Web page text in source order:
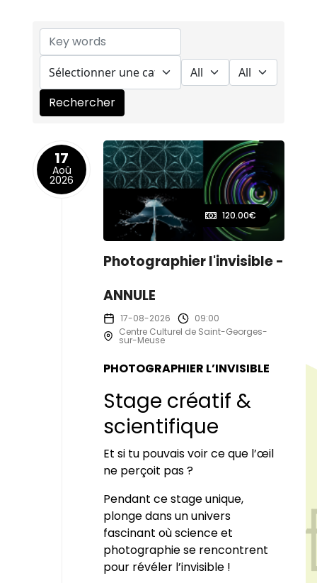
17
Aoû
2026
120.00€
Photographier l'invisible -
ANNULE
17-08-2026
09:00
Centre Culturel de Saint-Georges-
sur-Meuse
PHOTOGRAPHIER L’INVISIBLE
Stage créatif &
scientifique
Et si tu pouvais voir ce que l’œil
ne perçoit pas ?
Pendant ce stage unique,
plonge dans un univers
fascinant où science et
photographie se rencontrent
pour révéler l’invisible !